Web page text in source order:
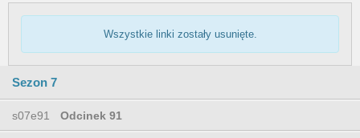
Wszystkie linki zostały usunięte.
Sezon 7
s07e91 Odcinek 91